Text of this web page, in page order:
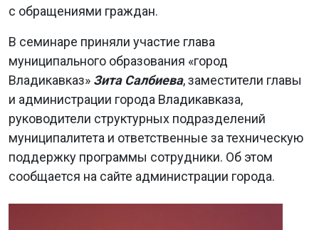
с обращениями граждан.
В семинаре приняли участие глава
муниципального образования «город
Владикавказ» Зита Салбиева, заместители главы
и администрации города Владикавказа,
руководители структурных подразделений
муниципалитета и ответственные за техническую
поддержку программы сотрудники. Об этом
сообщается на сайте администрации города.